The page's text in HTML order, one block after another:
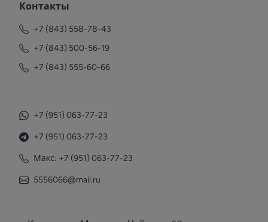
Контакты
+7 (843) 558-78-43
+7 (843) 500-56-19
+7 (843) 555-60-66
+7 (951) 063-77-23
+7 (951) 063-77-23
Макс: +7 (951) 063-77-23
5556066@mail.ru